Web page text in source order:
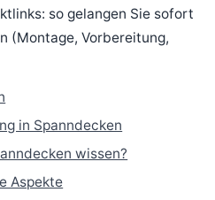
so gelangen Sie sofort
(Montage, Vorbereitung,
in Spanndecken
wissen?
Aspekte